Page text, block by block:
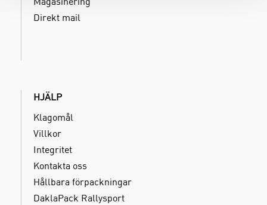
Direkt mail
HJÄLP
Klagomål
Villkor
Integritet
Kontakta oss
Hållbara förpackningar
DaklaPack Rallysport